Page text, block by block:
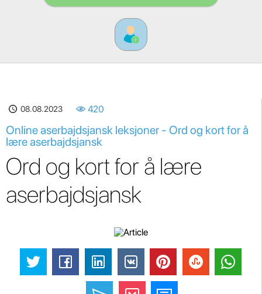
08.08.2023 420
Online aserbajdsjansk leksjoner - Ord og kort for å
lære aserbajdsjansk
Ord og kort for å lære
aserbajdsjansk